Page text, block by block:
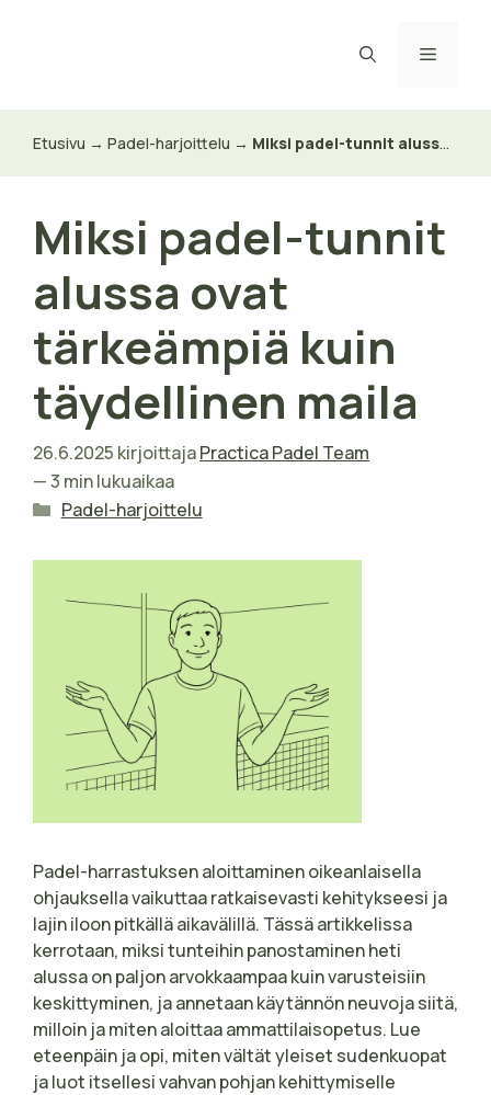
Valikko
Etusivu → Padel-harjoittelu → Miksi padel-tunnit alussa ovat tärkeämpiä kuin täydellinen maila
Miksi padel-tunnit
alussa ovat
tärkeämpiä kuin
täydellinen maila
26.6.2025 kirjoittajaPractica Padel Team
— 3 min lukuaikaa
Kategoriat
Padel-harjoittelu
Padel-harrastuksen aloittaminen oikeanlaisella
ohjauksella vaikuttaa ratkaisevasti kehitykseesi ja
lajin iloon pitkällä aikavälillä. Tässä artikkelissa
kerrotaan, miksi tunteihin panostaminen heti
alussa on paljon arvokkaampaa kuin varusteisiin
keskittyminen, ja annetaan käytännön neuvoja siitä,
milloin ja miten aloittaa ammattilaisopetus. Lue
eteenpäin ja opi, miten vältät yleiset sudenkuopat
ja luot itsellesi vahvan pohjan kehittymiselle